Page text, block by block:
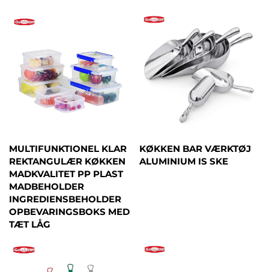
MULTIFUNKTIONEL KLAR
REKTANGULÆR KØKKEN
MADKVALITET PP PLAST
MADBEHOLDER
INGREDIENSBEHOLDER
OPBEVARINGSBOKS MED
TÆT LÅG
KØKKEN BAR VÆRKTØJ
ALUMINIUM IS SKE